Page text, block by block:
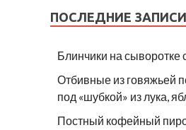
ПОСЛЕДНИЕ ЗАПИСИ
Блинчики на сыворотке
Отбивные из говяжьей
под «шубкой» из лука,
Постный кофейный